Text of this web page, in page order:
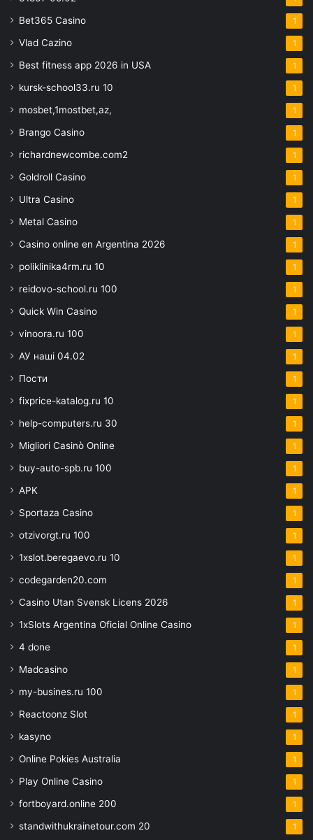
Bet365 Casino 1
Vlad Cazino 1
Best fitness app 2026 in USA 1
kursk-school33.ru 10 1
mosbet,1mostbet,az, 1
Brango Casino 1
richardnewcombe.com2 1
Goldroll Casino 1
Ultra Casino 1
Metal Casino 1
Casino online en Argentina 2026 1
poliklinika4rm.ru 10 1
reidovo-school.ru 100 1
Quick Win Casino 1
vinoora.ru 100 1
АУ наші 04.02 1
Пости 1
fixprice-katalog.ru 10 1
help-computers.ru 30 1
Migliori Casinò Online 1
buy-auto-spb.ru 100 1
APK 1
Sportaza Casino 1
otzivorgt.ru 100 1
1xslot.beregaevo.ru 10 1
codegarden20.com 1
Casino Utan Svensk Licens 2026 1
1xSlots Argentina Oficial Online Casino 1
4 done 1
Madcasino 1
my-busines.ru 100 1
Reactoonz Slot 1
kasyno 1
Online Pokies Australia 1
Play Online Casino 1
fortboyard.online 200 1
standwithukrainetour.com 20 1